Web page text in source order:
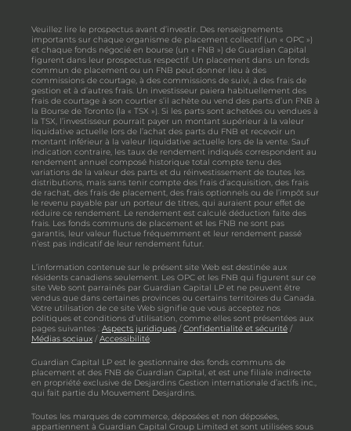
Veuillez lire le prospectus avant d’investir. Des renseignements
importants sur chaque organisme de placement collectif (un « OPC »)
et chaque fonds négocié en bourse (un « FNB ») de Guardian Capital
figurent dans leur prospectus respectif. Un placement dans un fonds
commun de placement ou un FNB peut donner lieu à des
commissions de courtage, à des commissions de suivi, à des frais de
gestion et à d’autres frais. Un investisseur paiera habituellement des
frais de courtage à son courtier s’il achète ou vend des parts d’un FNB à
la Bourse de Toronto (la « TSX »). Si les parts sont achetées ou vendues à
la TSX, l’investisseur pourrait payer un montant supérieur à la valeur
liquidative actuelle lors de l’achat des parts du FNB et recevoir un
montant inférieur à la valeur liquidative actuelle lors de la vente. Sauf
indication contraire, les taux de rendement indiqués correspondent au
rendement annuel composé historique total compte tenu des
variations de la valeur des parts et du réinvestissement de toutes les
distributions, mais sans tenir compte des frais d’acquisition, des frais
de rachat, des frais de placement, des frais optionnels ou de l’impôt sur
le revenu payable par un porteur de titres, qui auraient pour effet de
réduire ce rendement. Le rendement est calculé déduction faite des
frais. Les fonds communs de placement et les FNB ne sont pas
garantis, leur valeur fluctue fréquemment et leur rendement passé
n’est pas indicatif de leur rendement futur.
L’information contenue sur le présent site Web est destinée aux
résidents canadiens seulement. Les OPC et les FNB qui figurent sur ce
site Web sont parrainés par Guardian Capital LP et ne peuvent être
vendus que dans certaines provinces ou certains territoires du Canada.
Votre utilisation de ce site Web signifie que vous acceptez nos
politiques et conditions d’utilisation, comme elles sont présentées aux
pages suivantes : Aspects juridiques /Confidentialité et sécurité /
Médias sociaux /Accessibilité.
Guardian Capital LP est le gestionnaire des fonds communs de
placement et des FNB de Guardian Capital, et est une filiale indirecte
en propriété exclusive de Desjardins Gestion internationale d’actifs inc.,
qui fait partie du Mouvement Desjardins.
Toutes les marques de commerce, déposées et non déposées,
appartiennent à Guardian Capital Group Limited et sont utilisées sous